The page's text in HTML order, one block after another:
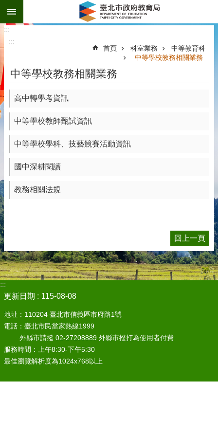
跳到主要內容區塊
:::
:::
首頁 科室業務
中等教育科
中等學校教務相關業務
中等學校教務相關業務
高中轉學考資訊
中等學校教師甄試資訊
中等學校學科、技藝競賽活動資訊
國中深耕閱讀
教務相關法規
回上一頁
:::
更新日期
115-08-08
地址：110204 臺北市信義區市府路1號
電話：臺北市民當家熱線1999
外縣市請撥 02-27208889 外縣市撥打為使用者付費
服務時間：上午8:30-下午5:30
最佳瀏覽解析度為1024x768以上